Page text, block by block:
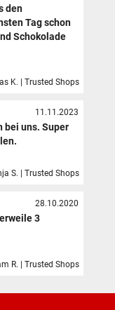
den
Tag schon
Schokolade
K. | Trusted Shops
11.11.2023
bei uns. Super
S. | Trusted Shops
28.10.2020
3
R. | Trusted Shops